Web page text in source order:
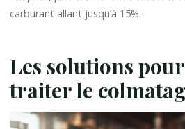
carburant allant jusqu’à 15%.
Les solutions
traiter le